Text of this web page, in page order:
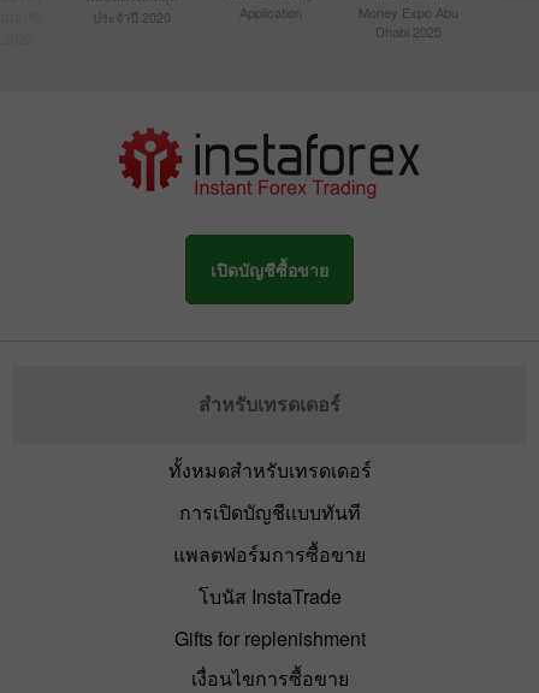
ประจำปี 2020
Application
Money Expo Abu
Dhabi 2025
เปิดบัญชีซื้อขาย
สำหรับเทรดเดอร์
ทั้งหมดสำหรับเทรดเดอร์
การเปิดบัญชีแบบทันที
แพลตฟอร์มการซื้อขาย
โบนัส InstaTrade
Gifts for replenishment
เงื่อนไขการซื้อขาย